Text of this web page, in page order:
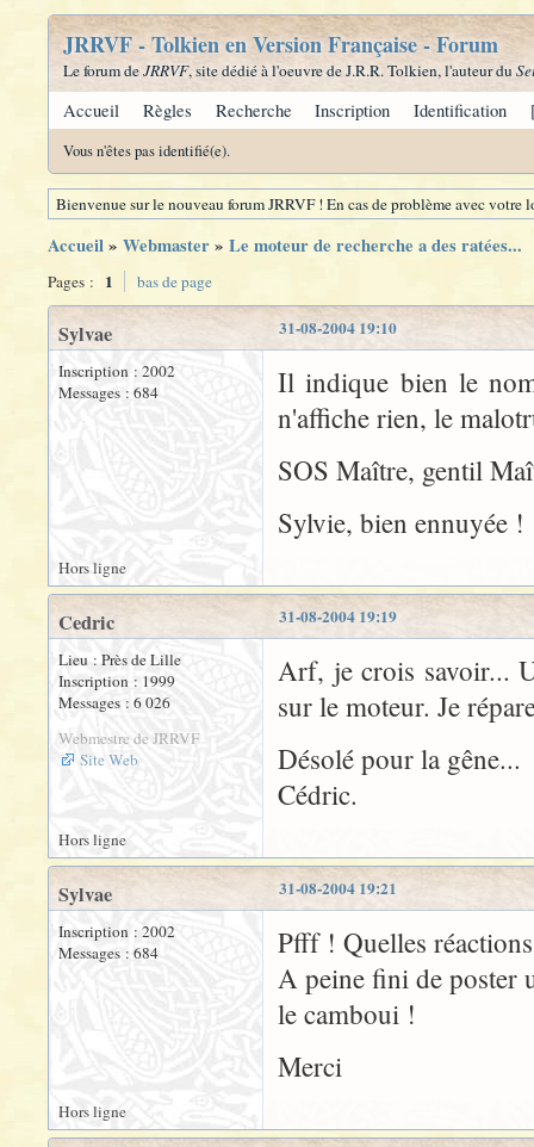
JRRVF - Tolkien en Version Française - Forum
Le forum deJRRVF, site dédié à l'oeuvre de J.R.R. Tolkien, l'auteur du
Accueil Règles Recherche Inscription Identification
Vous n'êtes pas identifié(e).
Bienvenue sur le nouveau forum JRRVF ! En cas de problème avec
Accueil» Webmaster» Le moteur de recherche a des ratées...
Pages : 1 bas de page
31-08-2004 19:10
Sylvae
Inscription : 2002
Messages : 684
Il indique bien le
n'affiche rien, le
SOS Maître, gentil
Sylvie, bien ennuyée !
Hors ligne
31-08-2004 19:19
Cedric
Lieu : Près de Lille
Inscription : 1999
Messages : 6 026
Webmestre de JRRVF
Site Web
Arf, je crois savoir...
sur le moteur. Je
Désolé pour la gêne...
Cédric.
Hors ligne
31-08-2004 19:21
Sylvae
Inscription : 2002
Messages : 684
Pfff ! Quelles
A peine fini de poster
le camboui !
Merci
Hors ligne